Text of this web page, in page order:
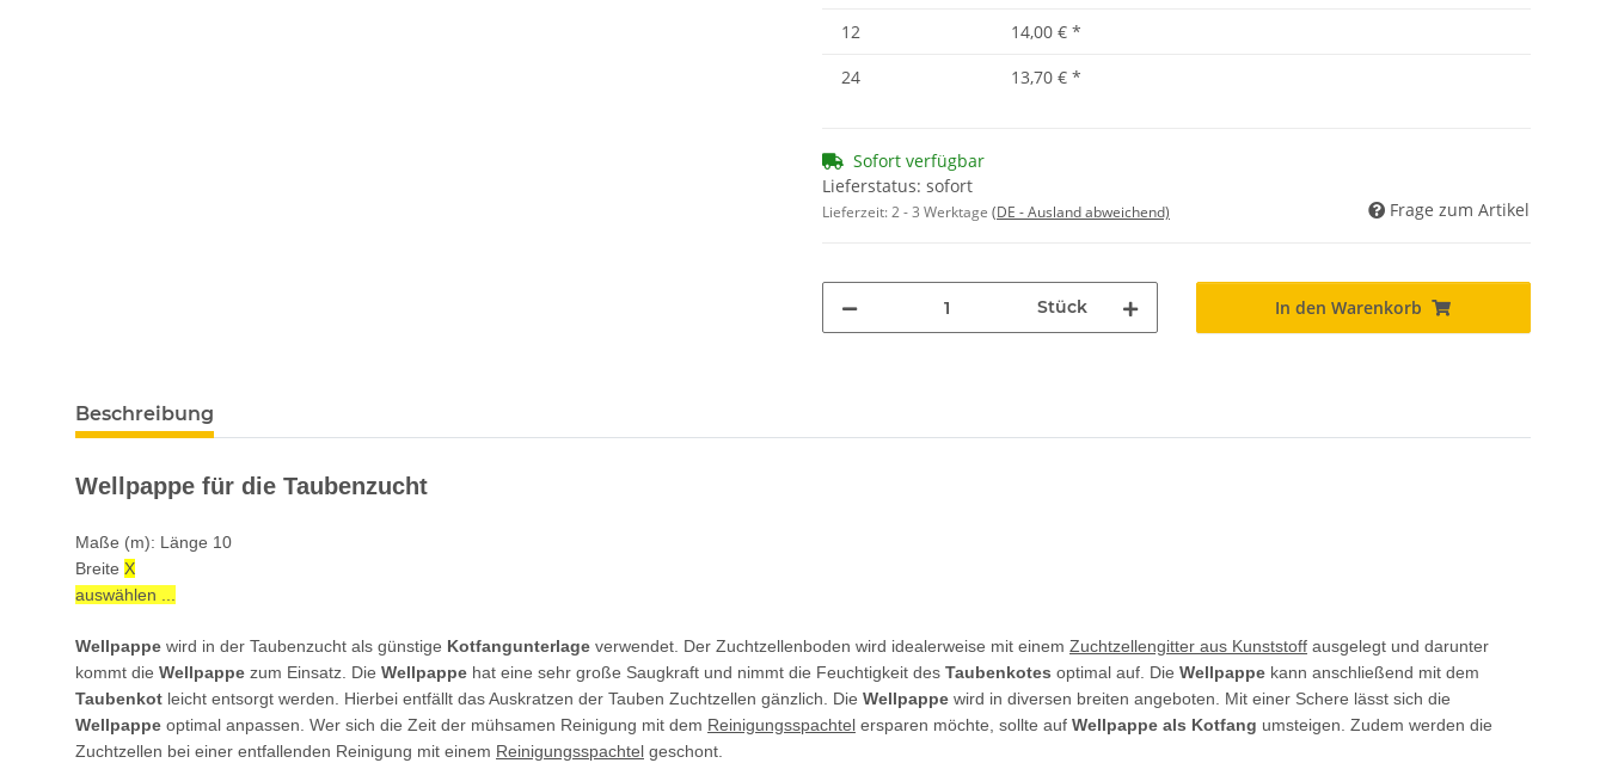
12
14,00 € *
24
13,70 € *
Sofort verfügbar
Lieferstatus: sofort
Lieferzeit:2 - 3 Werktage (DE - Ausland abweichend) Frage zum Artikel
Stück In den Warenkorb
Beschreibung
Wellpappe für die Taubenzucht
Maße (m): Länge 10
Breite X
auswählen ...
Wellpappe wird in der Taubenzucht als günstige Kotfangunterlage verwendet. Der Zuchtzellenboden wird idealerweise mit einem Zuchtzellengitter aus Kunststoff ausgelegt und darunter
kommt die Wellpappe zum Einsatz. Die Wellpappe hat eine sehr große Saugkraft und nimmt die Feuchtigkeit des Taubenkotes optimal auf. Die Wellpappe kann anschließend mit dem
Taubenkot leicht entsorgt werden. Hierbei entfällt das Auskratzen der Tauben Zuchtzellen gänzlich. Die Wellpappe wird in diversen breiten angeboten. Mit einer Schere lässt sich die
Wellpappe optimal anpassen. Wer sich die Zeit der mühsamen Reinigung mit dem Reinigungsspachtel ersparen möchte, sollte auf Wellpappe als Kotfang umsteigen. Zudem werden die
Zuchtzellen bei einer entfallenden Reinigung mit einem Reinigungsspachtel geschont.